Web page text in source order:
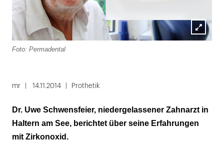
Lightbox
Foto: Permadental
mr 14.11.2014 Prothetik
Dr. Uwe Schwensfeier, niedergelassener Zahnarzt in
Haltern am See, berichtet über seine Erfahrungen
mit Zirkonoxid.